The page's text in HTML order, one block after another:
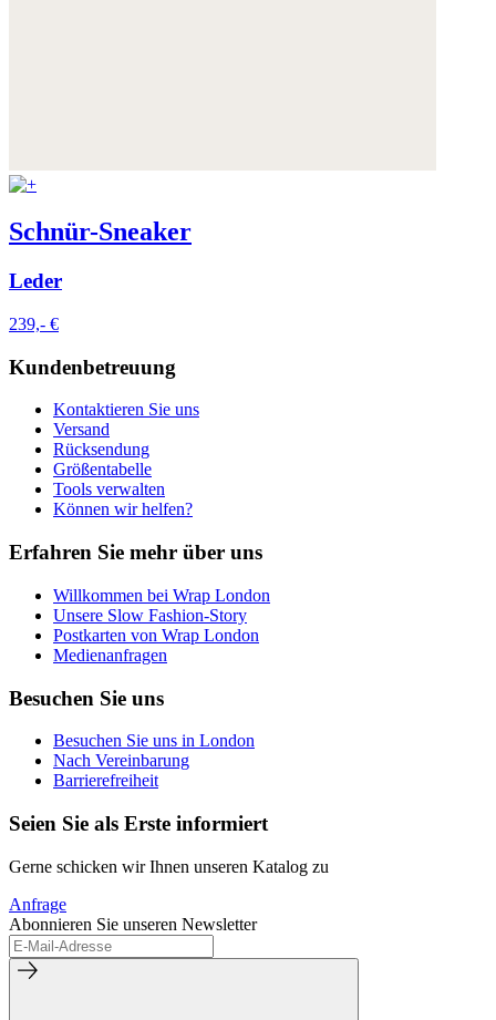
Schnür-Sneaker
Leder
239,- €
Kundenbetreuung
Kontaktieren Sie uns
Versand
Rücksendung
Größentabelle
Tools verwalten
Können wir helfen?
Erfahren Sie mehr über uns
Willkommen bei Wrap London
Unsere Slow Fashion-Story
Postkarten von Wrap London
Medienanfragen
Besuchen Sie uns
Besuchen Sie uns in London
Nach Vereinbarung
Barrierefreiheit
Seien Sie als Erste informiert
Gerne schicken wir Ihnen unseren Katalog zu
Anfrage
Abonnieren Sie unseren Newsletter